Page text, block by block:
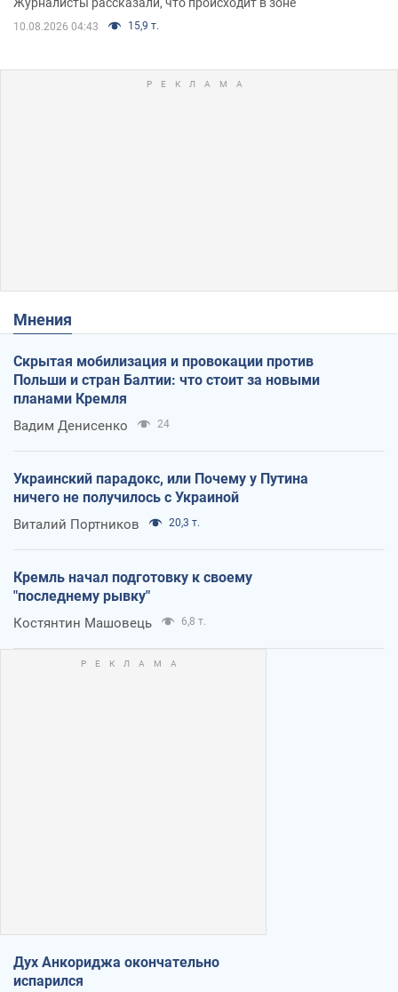
10.08.2026 04:43 15,9 т.
Мнения
Скрытая мобилизация и провокации против
Польши и стран Балтии: что стоит за новыми
планами Кремля
Вадим Денисенко 24
Украинский парадокс, или Почему у Путина
ничего не получилось с Украиной
Виталий Портников 20,3 т.
Кремль начал подготовку к своему
"последнему рывку"
Костянтин Машовець 6,8 т.
Дух Анкориджа окончательно
испарился